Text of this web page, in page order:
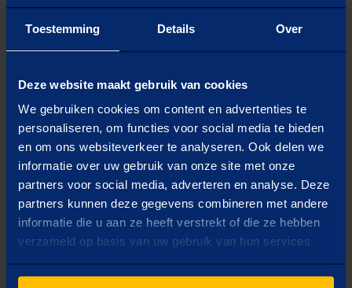
Toestemming Details Over
Deze website maakt gebruik van cookies
We gebruiken cookies om content en advertenties te
personaliseren, om functies voor social media te bieden
en om ons websiteverkeer te analyseren. Ook delen we
informatie over uw gebruik van onze site met onze
partners voor social media, adverteren en analyse. Deze
partners kunnen deze gegevens combineren met andere
informatie die u aan ze heeft verstrekt of die ze hebben
verzameld op basis van uw gebruik van hun services.
Selecteer één optie
Capaciteit uitbreiden
Inzicht in verbruik